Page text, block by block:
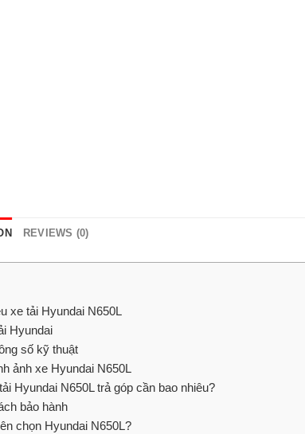
REVIEWS (0)
xe tải Hyundai N650L
Hyundai
số kỹ thuật
ảnh xe Hyundai N650L
Hyundai N650L trả góp cần bao nhiêu?
bảo hành
chọn Hyundai N650L?